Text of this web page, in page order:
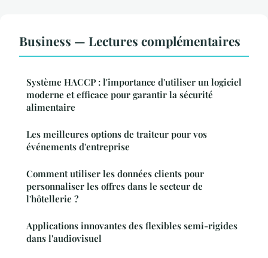
Business — Lectures complémentaires
Système HACCP : l'importance d'utiliser un logiciel
moderne et efficace pour garantir la sécurité
alimentaire
Les meilleures options de traiteur pour vos
événements d'entreprise
Comment utiliser les données clients pour
personnaliser les offres dans le secteur de
l'hôtellerie ?
Applications innovantes des flexibles semi-rigides
dans l'audiovisuel